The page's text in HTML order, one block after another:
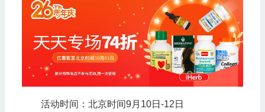
活动时间：北京时间9月10日-12日